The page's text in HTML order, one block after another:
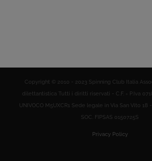
Copyright © 2010 - 2023 Spinning Club Italia
dilettantistica Tutti i diritti riservati - C.F. = P.Iva
UNIVOCO M5UXCR1 Sede legale in Via San Vito 18
SOC. FIPSAS 0150725S
Privacy Policy